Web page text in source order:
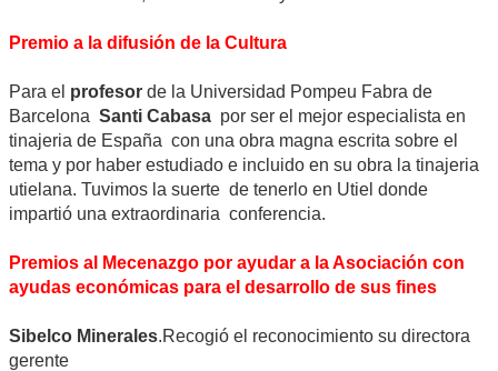
Premio a la difusión de la Cultura
Para el profesor de la Universidad Pompeu Fabra de
Barcelona Santi Cabasa por ser el mejor especialista en
tinajeria de España con una obra magna escrita sobre el
tema y por haber estudiado e incluido en su obra la tinajeria
utielana. Tuvimos la suerte de tenerlo en Utiel donde
impartió una extraordinaria conferencia.
Premios al Mecenazgo por ayudar a la Asociación con
ayudas económicas para el desarrollo de sus fines
Sibelco Minerales.Recogió el reconocimiento su directora
gerente